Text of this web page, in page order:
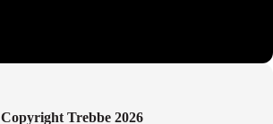
Copyright Trebbe 2026